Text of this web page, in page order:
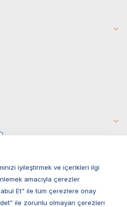
iyileştirmek ve içerikleri ilgi
amacıyla çerezler
Et” ile tüm çerezlere onay
ile zorunlu olmayan çerezleri